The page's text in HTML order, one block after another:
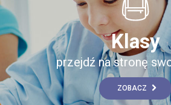
Klasy
przejdź na stronę
ZOBACZ